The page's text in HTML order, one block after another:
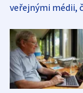
veřejnými médii,